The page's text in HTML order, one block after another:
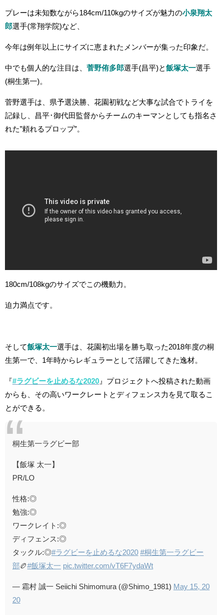
プレーは未知数ながら184cm/110kgのサイズが魅力の小泉翔太
郎選手(常翔学院)など、
今年は例年以上にサイズに恵まれたメンバーが集った印象だ。
中でも個人的な注目は、 菅野侑多郎選手(昌平)と 飯塚太一選手
(桐生第一)。
菅野選手は、県予選決勝、花園初戦など大事な試合でトライを
記録し、昌平･御代田監督からチームのキーマンとしても指名さ
れた”頼れるプロップ”。
180cm/108kgのサイズでこの機動力。
迫力満点です。
そして飯塚太一選手は、花園初出場を勝ち取った2018年度の桐
生第一で、1年時からレギュラーとして活躍してきた逸材。
『#ラグビーを止めるな2020 』プロジェクトへ投稿された動画
からも、その高いワークレートとディフェンス力を見て取るこ
とができる
桐生第一ラグビー部
【飯塚 太一】
PR/LO
性格:◎
勉強:◎
ワークレイト:◎
ディフェンス:◎
タックル:◎#ラグビーを止めるな2020 #桐生第一ラグビー
部🏉#飯塚太一 pic.twitter.com/vT6F7ydaWt
— 霜村 誠一 Seiichi Shimomura (@Shimo_1981) May 15, 20
20